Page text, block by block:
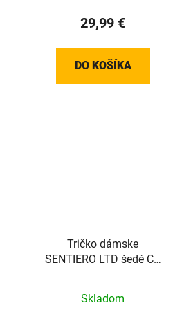
29,99 €
DO KOŠÍKA
Tričko dámske
SENTIERO LTD šedé CX
Skladom